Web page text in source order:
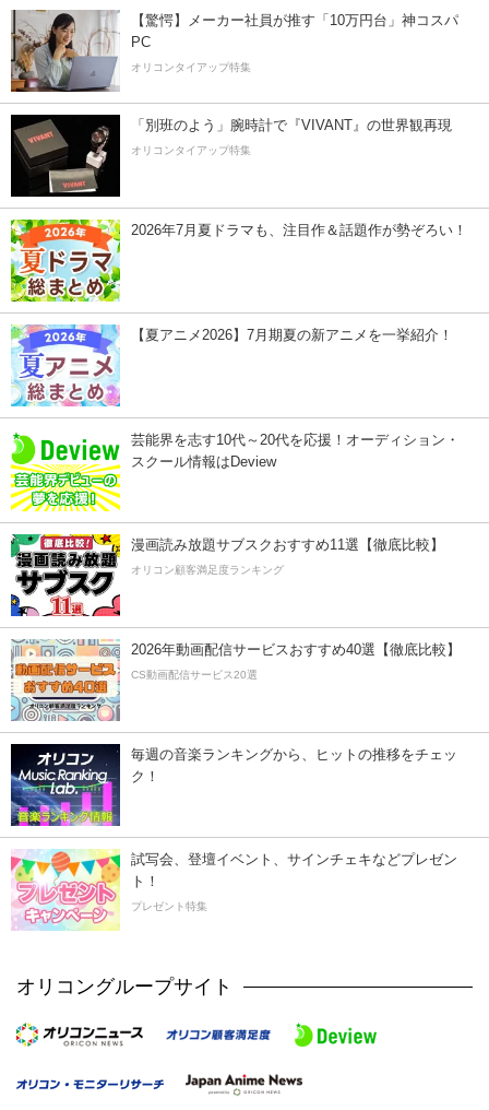
【驚愕】メーカー社員が推す「10万円台」神コスパ
PC
オリコンタイアップ特集
「別班のよう」腕時計で『VIVANT』の世界観再現
オリコンタイアップ特集
2026年7月夏ドラマも、注目作＆話題作が勢ぞろい！
【夏アニメ2026】7月期夏の新アニメを一挙紹介！
芸能界を志す10代～20代を応援！オーディション・
スクール情報はDeview
漫画読み放題サブスクおすすめ11選【徹底比較】
オリコン顧客満足度ランキング
2026年動画配信サービスおすすめ40選【徹底比較】
CS動画配信サービス20選
毎週の音楽ランキングから、ヒットの推移をチェッ
ク！
試写会、登壇イベント、サインチェキなどプレゼン
ト！
プレゼント特集
オリコングループサイト